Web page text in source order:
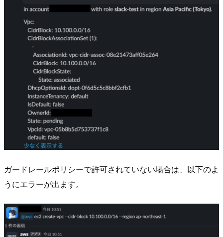
ガードレールポリシーで許可されていない場合は、以下のよ
うにエラーが出ます。